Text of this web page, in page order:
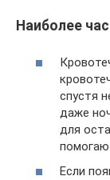
Наиболее
спустя
даже
для
Если